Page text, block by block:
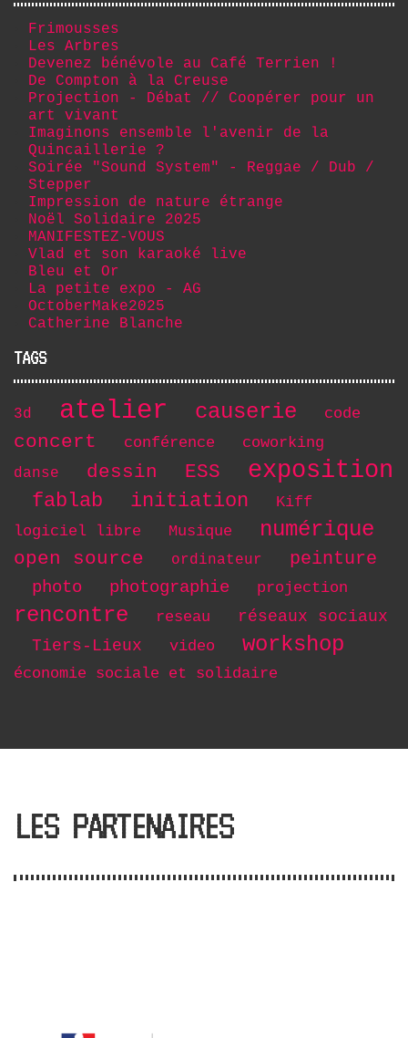
Frimousses
Les Arbres
Devenez bénévole au Café Terrien !
De Compton à la Creuse
Projection - Débat // Coopérer pour un
art vivant
Imaginons ensemble l'avenir de la
Quincaillerie ?
Soirée "Sound System" - Reggae / Dub /
Stepper
Impression de nature étrange
Noël Solidaire 2025
MANIFESTEZ-VOUS
Vlad et son karaoké live
Bleu et Or
La petite expo - AG
OctoberMake2025
Catherine Blanche
TAGS
3d atelier causerie code
concert conférence coworking
danse dessin ESS exposition
fablab initiation
Kiff
logiciel libre
Musique numérique
open source ordinateur peinture
photo photographie projection
rencontre reseau
réseaux sociaux
Tiers-Lieux
video workshop
économie sociale et solidaire
LES PARTENAIRES